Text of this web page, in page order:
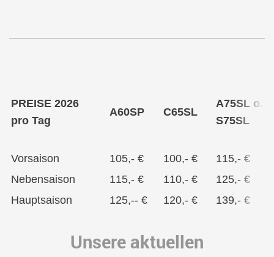
PREISE 2026
pro Tag
A60SP C65SL
A75SL o.
S75SL
Vorsaison 105,- € 100,- € 115,- €
Nebensaison
115,- € 110,- € 125,- €
Hauptsaison
125,-- € 120,- € 139,- €
Unsere aktuellen